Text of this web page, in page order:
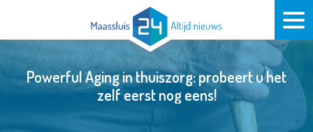
Powerful Aging in thuiszorg: probeert u het
zelf eerst nog eens!